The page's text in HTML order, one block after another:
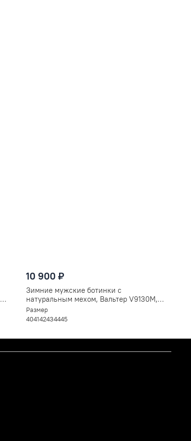
10 900 ₽
Зимние мужские ботинки с
натуральным мехом, Вальтер V9130M,
черные
Размер
404142434445